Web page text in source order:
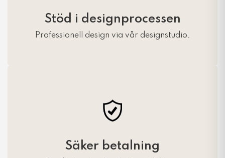
Stöd i designprocessen
Professionell design via vår designstudio.
Säker betalning